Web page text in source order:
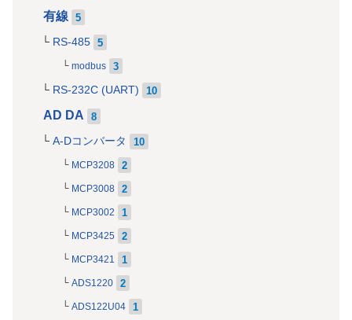
有線 5
RS-485 5
modbus 3
RS-232C (UART) 10
AD DA 8
A-Dコンバータ 10
MCP3208 2
MCP3008 2
MCP3002 1
MCP3425 2
MCP3421 1
ADS1220 2
ADS122U04 1